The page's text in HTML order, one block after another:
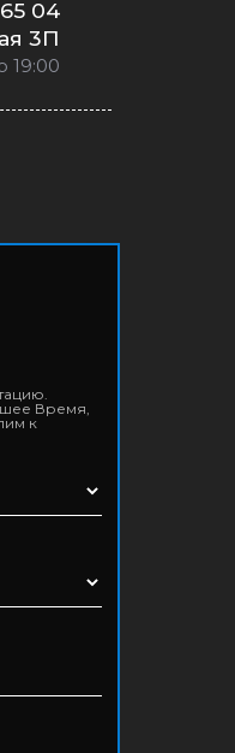
04
3П
19:00
Время,
к